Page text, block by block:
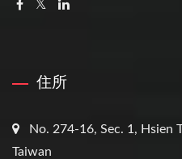
住所
No. 274-16, Sec. 1, Hsien
Taiwan